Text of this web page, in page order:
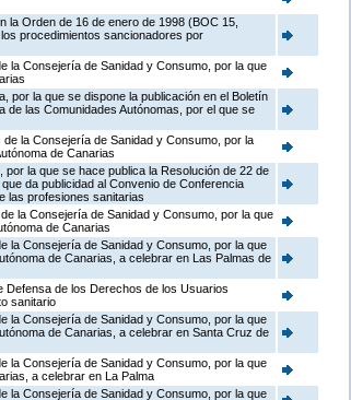
la Orden de 16 de enero de 1998 (BOC 15,
procedimientos sancionadores por
la Consejería de Sanidad y Consumo, por la que
por la que se dispone la publicación en el Boletín
de las Comunidades Autónomas, por el que se
la Consejería de Sanidad y Consumo, por la
de Canarias
la que se hace publica la Resolución de 22 de
da publicidad al Convenio de Conferencia
las profesiones sanitarias
la Consejería de Sanidad y Consumo, por la que
de Canarias
la Consejería de Sanidad y Consumo, por la que
de Canarias, a celebrar en Las Palmas de
Defensa de los Derechos de los Usuarios
sanitario
la Consejería de Sanidad y Consumo, por la que
de Canarias, a celebrar en Santa Cruz de
la Consejería de Sanidad y Consumo, por la que
a celebrar en La Palma
la Consejería de Sanidad y Consumo, por la que